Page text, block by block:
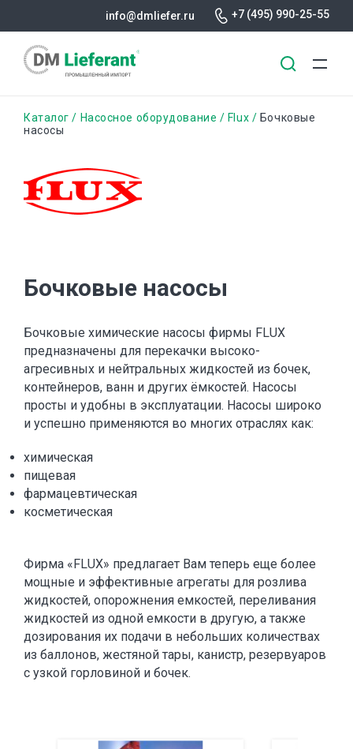
содержанию
info@dmliefer.ru +7 (495) 990-25-55
Строка
Каталог Насосное оборудование Flux
Бочковые
насосы
Бочковые насосы
Бочковые химические насосы фирмы FLUX
предназначены для перекачки высоко-
агресивных и нейтральных жидкостей из бочек,
контейнеров, ванн и других ёмкостей. Насосы
просты и удобны в эксплуатации. Насосы широко
и успешно применяются во многих отраслях как:
химическая
пищевая
фармацевтическая
косметическая
Фирма «FLUX» предлагает Вам теперь еще более
мощные и эффективные агрегаты для розлива
жидкостей, опорожнения емкостей, переливания
жидкостей из одной емкости в другую, а также
дозирования их подачи в небольших количествах
из баллонов, жестяной тары, канистр, резервуаров
с узкой горловиной и бочек.